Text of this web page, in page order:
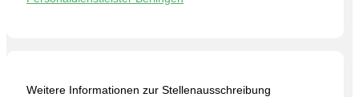
Weitere Informationen zur Stellenausschreibung